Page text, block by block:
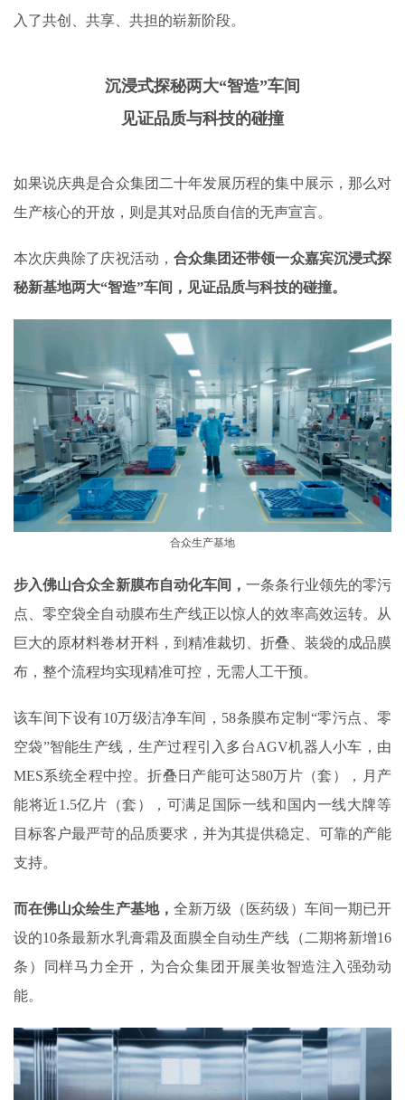
入了共创、共享、共担的崭新阶段。
沉浸式探秘两大“智造”车间
见证品质与科技的碰撞
如果说庆典是合众集团二十年发展历程的集中展示，那么对
生产核心的开放，则是其对品质自信的无声宣言。
本次庆典除了庆祝活动， 合众集团还带领一众嘉宾沉浸式探
秘新基地两大“智造”车间，见证品质与科技的碰撞。
合众生产基地
步入佛山合众全新膜布自动化车间，一条条行业领先的零污
点、零空袋全自动膜布生产线正以惊人的效率高效运转。从
巨大的原材料卷材开料，到精准裁切、折叠、装袋的成品膜
布，整个流程均实现精准可控，无需人工干预。
该车间下设有10万级洁净车间，58条膜布定制“零污点、零
空袋”智能生产线，生产过程引入多台AGV机器人小车，由
MES系统全程中控。折叠日产能可达580万片（套），月产
能将近1.5亿片（套），可满足国际一线和国内一线大牌等
目标客户最严苛的品质要求，并为其提供稳定、可靠的产能
支持。
而在佛山众绘生产基地， 全新万级（医药级）车间一期已开
设的10条最新水乳膏霜及面膜全自动生产线（二期将新增16
条）同样马力全开，为合众集团开展美妆智造注入强劲动
能。